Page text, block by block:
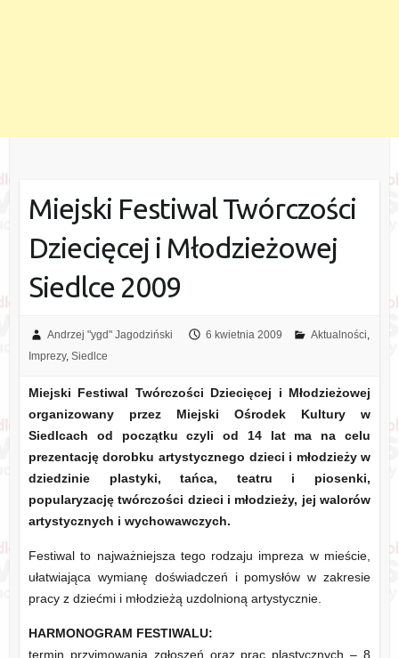
Miejski Festiwal Twórczości
Dziecięcej i Młodzieżowej
Siedlce 2009
Andrzej "ygd" Jagodziński 6 kwietnia 2009 Aktualności,
Imprezy, Siedlce
Miejski Festiwal Twórczości Dziecięcej i Młodzieżowej
organizowany przez Miejski Ośrodek Kultury w
Siedlcach od początku czyli od 14 lat ma na celu
prezentację dorobku artystycznego dzieci i młodzieży w
dziedzinie plastyki, tańca, teatru i piosenki,
popularyzację twórczości dzieci i młodzieży, jej walorów
artystycznych i wychowawczych.
Festiwal to najważniejsza tego rodzaju impreza w mieście,
ułatwiająca wymianę doświadczeń i pomysłów w zakresie
pracy z dziećmi i młodzieżą uzdolnioną artystycznie.
HARMONOGRAM FESTIWALU:
termin przyjmowania zgłoszeń oraz prac plastycznych – 8